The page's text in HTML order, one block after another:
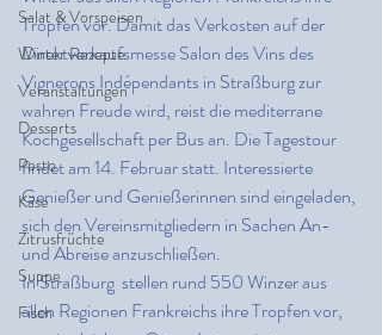
Salat & Vorspeisen
Winter Rezepte
Veranstaltungen
Desserts
Pesto
Käse
Zitrusfrüchte
Suppe
Fisch
Tropfen vor. Damit das Verkosten auf der
Direktverkaufsmesse Salon des Vins des
Vignerons Indépendants in Straßburg zur
wahren Freude wird, reist die mediterrane
Kochgesellschaft per Bus an. Die Tagestour
findet am 14. Februar statt. Interessierte
Genießer und Genießerinnen sind eingeladen,
sich den Vereinsmitgliedern in Sachen An-
und Abreise anzuschließen.
In Straßburg  stellen rund 550 Winzer aus
allen Regionen Frankreichs ihre Tropfen vor,